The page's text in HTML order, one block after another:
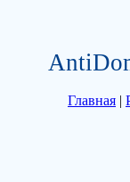
Главная |